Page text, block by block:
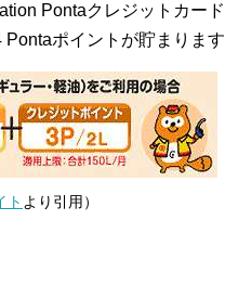
Pontaクレジットカー
ポイントが貯まります
ト より引用）